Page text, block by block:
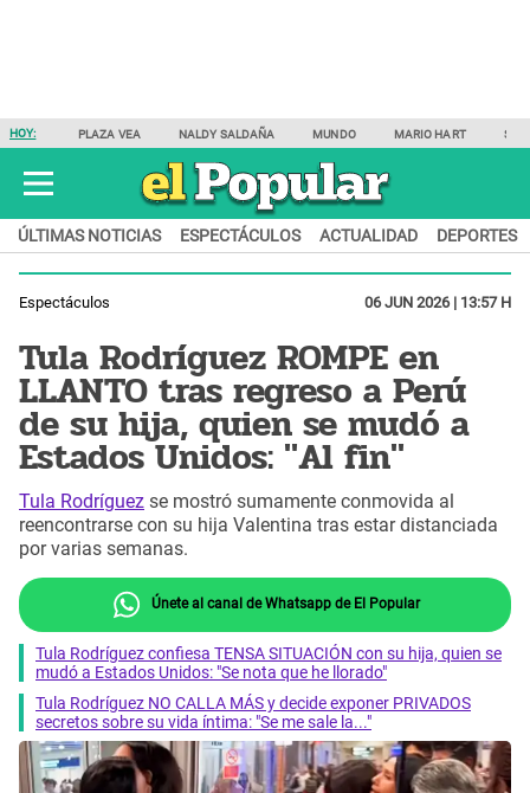
HOY: PLAZA VEA NALDY SALDAÑA MUNDO MARIO HART
ÚLTIMAS NOTICIAS ESPECTÁCULOS ACTUALIDAD DEPORTES
Espectáculos 06 JUN 2026 | 13:57 H
Tula Rodríguez ROMPE en
LLANTO tras regreso a Perú
de su hija, quien se mudó a
Estados Unidos: "Al fin"
Tula Rodríguez se mostró sumamente conmovida al
reencontrarse con su hija Valentina tras estar distanciada
por varias semanas.
Únete al canal de Whatsapp de El Popular
Tula Rodríguez confiesa TENSA SITUACIÓN con su hija, quien se
mudó a Estados Unidos: "Se nota que he llorado"
Tula Rodríguez NO CALLA MÁS y decide exponer PRIVADOS
secretos sobre su vida íntima: "Se me sale la..."